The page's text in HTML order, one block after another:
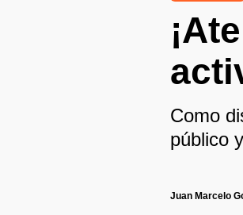
Como
público
Juan Marcelo